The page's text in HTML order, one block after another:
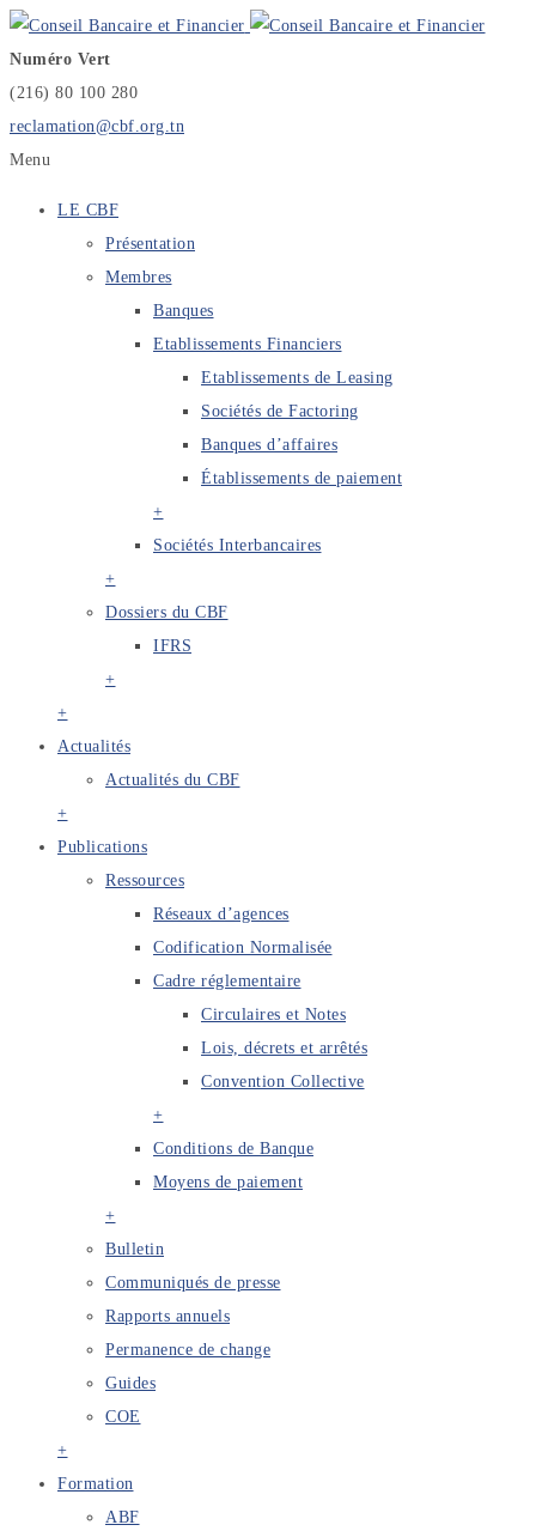
Numéro Vert
(216) 80 100 280
reclamation@cbf.org.tn
Menu
LE CBF
Présentation
Membres
Banques
Etablissements Financiers
Etablissements de Leasing
Sociétés de Factoring
Banques d’affaires
Établissements de paiement
+
Sociétés Interbancaires
+
Dossiers du CBF
IFRS
+
+
Actualités
Actualités du CBF
+
Publications
Ressources
Réseaux d’agences
Codification Normalisée
Cadre réglementaire
Circulaires et Notes
Lois, décrets et arrêtés
Convention Collective
+
Conditions de Banque
Moyens de paiement
+
Bulletin
Communiqués de presse
Rapports annuels
Permanence de change
Guides
COE
+
Formation
ABF